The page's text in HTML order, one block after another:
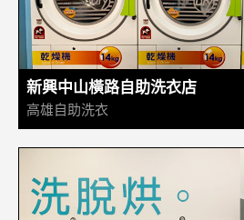
新興中山橫路自助洗衣店
高雄自助洗衣